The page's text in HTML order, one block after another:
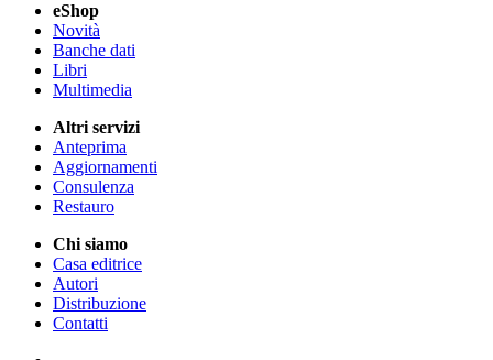
eShop
Novità
Banche dati
Libri
Multimedia
Altri servizi
Anteprima
Aggiornamenti
Consulenza
Restauro
Chi siamo
Casa editrice
Autori
Distribuzione
Contatti